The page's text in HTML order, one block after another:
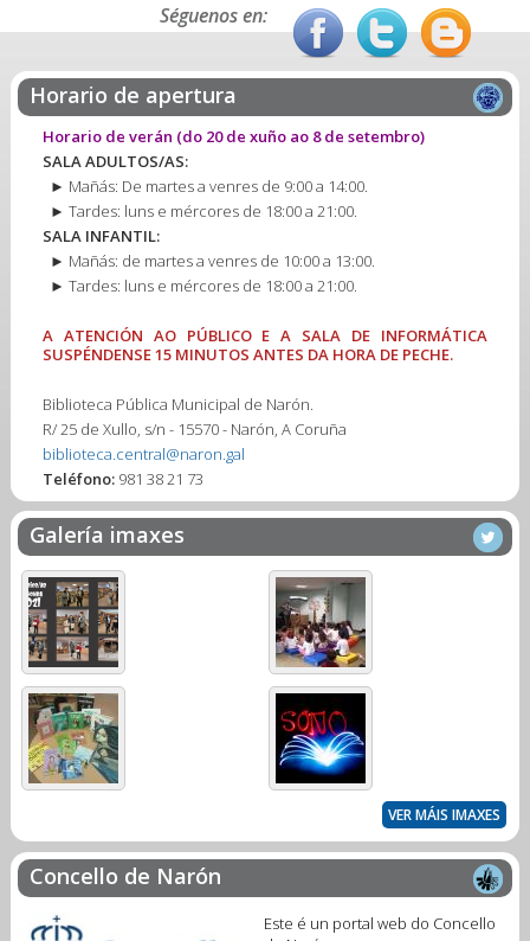
Séguenos en:
Horario de apertura
Horario de verán (do 20 de xuño ao 8 de setembro)
SALA ADULTOS/AS:
► Mañás: De martes a venres de 9:00 a 14:00.
► Tardes: luns e mércores de 18:00 a 21:00.
SALA INFANTIL:
► Mañás: de martes a venres de 10:00 a 13:00.
► Tardes: luns e mércores de 18:00 a 21:00.
A ATENCIÓN AO PÚBLICO E A SALA DE INFORMÁTICA
SUSPÉNDENSE 15 MINUTOS ANTES DA HORA DE PECHE.
Biblioteca Pública Municipal de Narón.
R/ 25 de Xullo, s/n - 15570 - Narón, A Coruña
biblioteca.central@naron.gal
Teléfono:981 38 21 73
Galería imaxes
VER MÁIS IMAXES
Concello de Narón
Este é un portal web do Concello